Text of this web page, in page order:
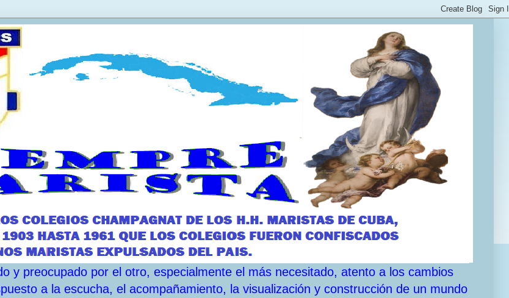
y preocupado por el otro, especialmente el más necesitado, atento a los cambios
a la escucha, el acompañamiento, la visualización y construcción de un mundo